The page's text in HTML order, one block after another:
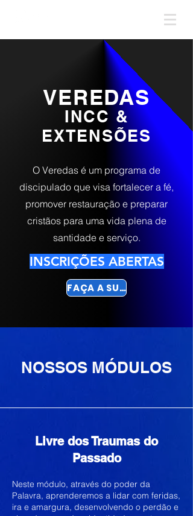
VEREDAS
INCC &
EXTENSÕES
O Veredas é um programa de
discipulado que visa fortalecer a fé,
promover restauração e preparar
cristãos para uma vida plena de
santidade e serviço.
INSCRIÇÕES ABERTAS
FAÇA A SUA PRÉ-INSCRIÇÃO
NOSSOS MÓDULOS
Livre dos Traumas do
Passado
Neste módulo, através do poder da
Palavra, aprenderemos a lidar com feridas,
ira e amargura, desenvolvendo o perdão e